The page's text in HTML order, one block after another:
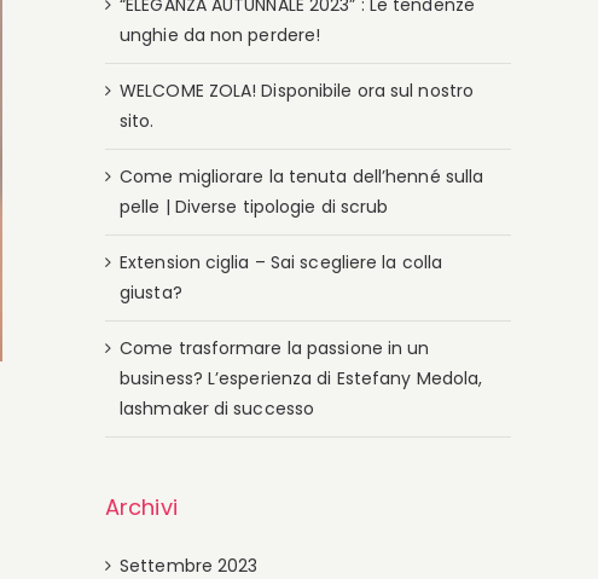
unghie da non perdere!
WELCOME ZOLA! Disponibile ora sul nostro
sito.
Come migliorare la tenuta dell’henné sulla
pelle | Diverse tipologie di scrub
Extension ciglia – Sai scegliere la colla
giusta?
Come trasformare la passione in un
business? L’esperienza di Estefany Medola,
lashmaker di successo
Archivi
Settembre 2023